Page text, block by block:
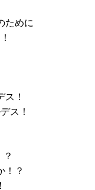
ために
！
ス！
！？